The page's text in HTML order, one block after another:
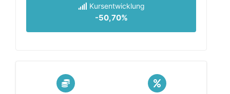
Kursentwicklung
-50,70%